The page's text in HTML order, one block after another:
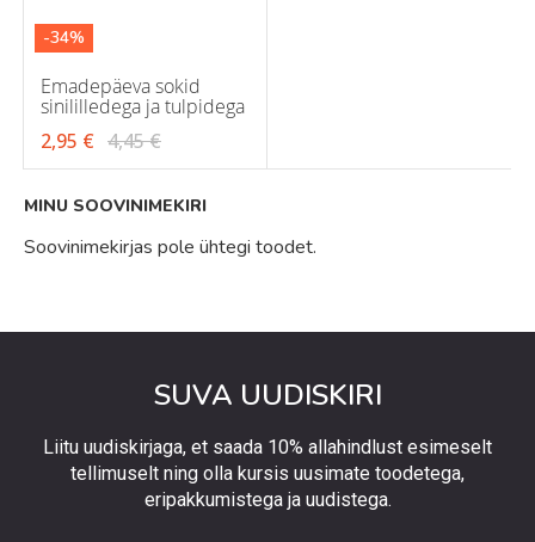
-34%
Emadepäeva sokid
sinililledega ja tulpidega
2,95 € 4,45 €
MINU SOOVINIMEKIRI
Soovinimekirjas pole ühtegi toodet.
SUVA UUDISKIRI
Liitu uudiskirjaga, et saada 10% allahindlust esimeselt
tellimuselt ning olla kursis uusimate toodetega,
eripakkumistega ja uudistega.